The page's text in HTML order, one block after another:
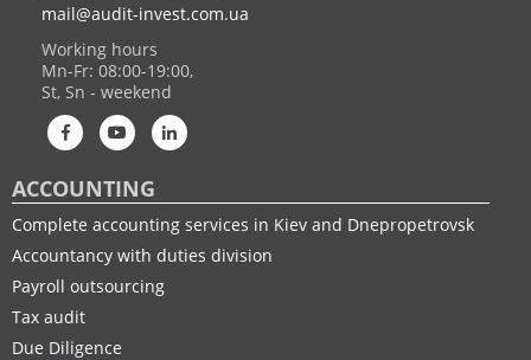
mail@audit-invest.com.ua
Working hours
Mn-Fr: 08:00-19:00,
St, Sn - weekend
ACCOUNTING
Complete accounting services in Kiev and Dnepropetrovsk
Accountancy with duties division
Payroll outsourcing
Tax audit
Due Diligence